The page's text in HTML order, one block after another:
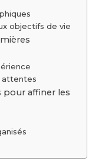
objectifs de vie
attentes
pour affiner les